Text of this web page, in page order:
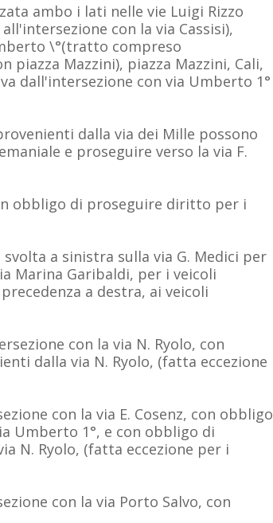
ambo i lati nelle vie Luigi Rizzo
con la via Cassisi),
\°(tratto compreso
piazza Mazzini), piazza Mazzini, Cali,
dall'intersezione con via Umberto 1°
dalla via dei Mille possono
e proseguire verso la via F.
n obbligo di proseguire diritto per i
a sinistra sulla via G. Medici per
Marina Garibaldi, per i veicoli
a destra, ai veicoli
con la via N. Ryolo, con
dalla via N. Ryolo, (fatta eccezione
con la via E. Cosenz, con obbligo
Umberto 1°, e con obbligo di
N. Ryolo, (fatta eccezione per i
con la via Porto Salvo, con